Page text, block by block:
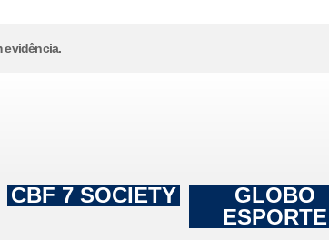
evidência.
CBF 7 SOCIETY
GLOBO
ESPORTE